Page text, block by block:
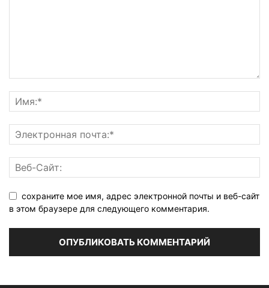
сохраните мое имя, адрес электронной почты и веб-сайт
в этом браузере для следующего комментария.